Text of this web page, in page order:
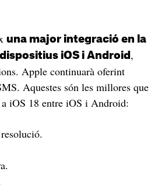
una major integració en la
iOS i Android ,
Apple continuarà oferint
Aquestes són les millores que
iOS 18 entre iOS i Android: